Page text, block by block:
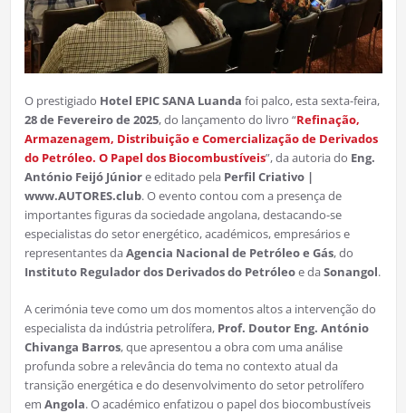
O prestigiado Hotel EPIC SANA Luanda foi palco, esta sexta-feira,
28 de Fevereiro de 2025, do lançamento do livro “Refinação,
Armazenagem, Distribuição e Comercialização de Derivados
do Petróleo. O Papel dos Biocombustíveis”, da autoria do Eng.
António Feijó Júniore editado pela Perfil Criativo |
www.AUTORES.club. O evento contou com a presença de
importantes figuras da sociedade angolana, destacando-se
especialistas do setor energético, académicos, empresários e
representantes daAgencia Nacional de Petróleo e Gás, do
Instituto Regulador dos Derivados do Petróleoe daSonangol.
A cerimónia teve como um dos momentos altos a intervenção do
especialista da indústria petrolífera, Prof. Doutor Eng. António
Chivanga Barros, que apresentou a obra com uma análise
profunda sobre a relevância do tema no contexto atual da
transição energética e do desenvolvimento do setor petrolífero
em Angola. O académico enfatizou o papel dos biocombustíveis